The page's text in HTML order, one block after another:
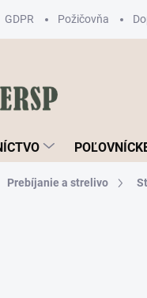
GDPR Požičovňa
Prebíjanie a strelivo